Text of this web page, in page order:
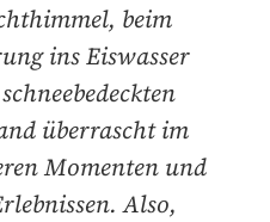
beim
ins Eiswasser
überrascht im
Momenten und
Also,